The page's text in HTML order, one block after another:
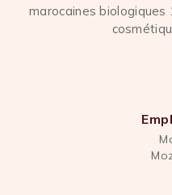
marocaines